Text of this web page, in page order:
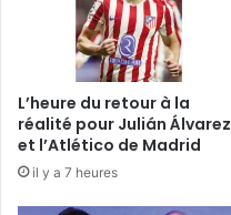
L’heure du retour à la
réalité pour Julián Álvarez
et l’Atlético de Madrid
il y a 7 heures